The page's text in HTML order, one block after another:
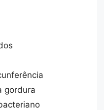
gordura